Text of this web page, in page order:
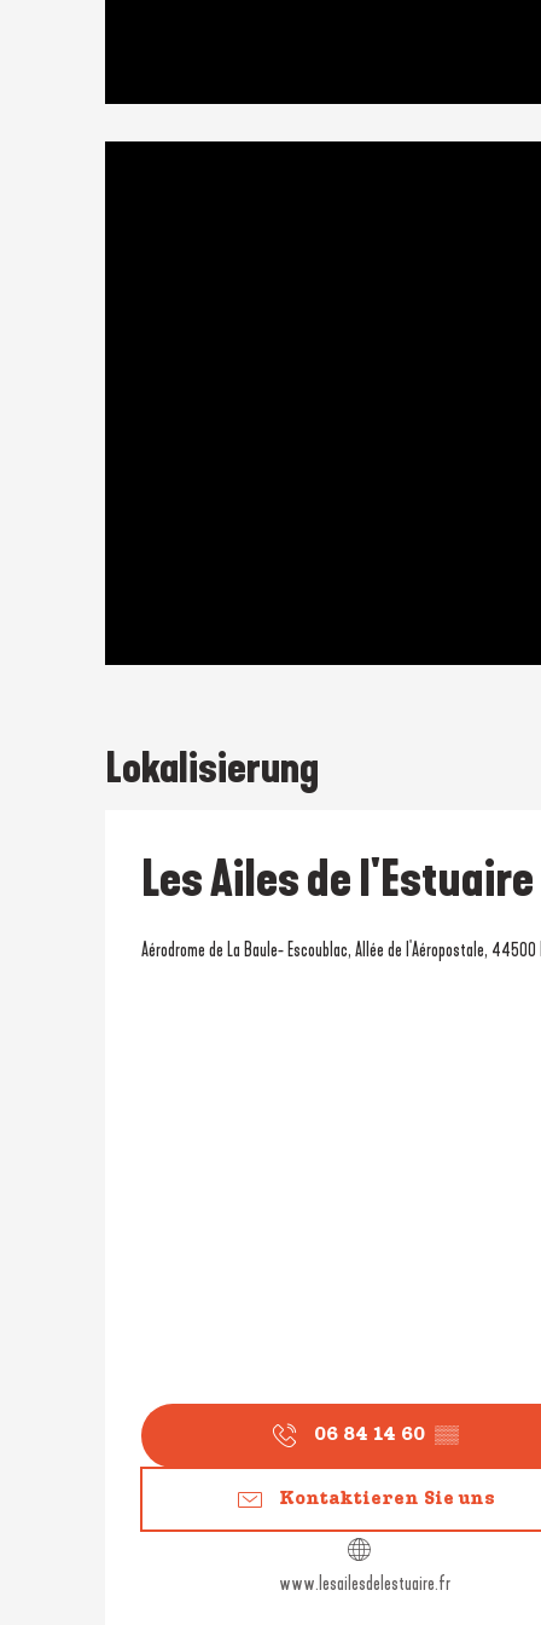
Lokalisierung
Les Ailes de l'Estuaire
Aérodrome de La Baule- Escoublac, Allée de l'Aéropostale, 44500
06 84 14 60 ▒▒
Kontaktieren Sie uns
www.lesailesdelestuaire.fr